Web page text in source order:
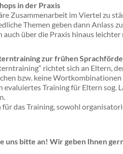
in der Praxis
Zusammenarbeit im Viertel zu
Themen geben dann Anlass
auch über die Praxis hinaus
zur frühen
richtet sich an Eltern,
bzw. keine Wortkombinationen
evaluiertes Training für Eltern sog.
das Training, sowohl
uns bitte an! Wir geben Ihnen